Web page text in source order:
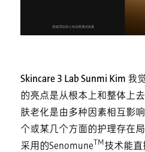
Skincare 3 Lab Sunmi Kim 我
的亮点是从根本上和整体上
肤老化是由多种因素相互影
个或某几个方面的护理存在
采用的Senomune TM 技术能